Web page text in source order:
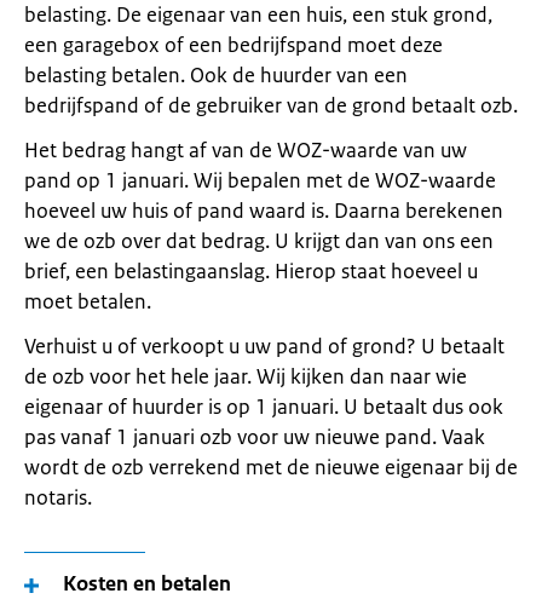
belasting. De eigenaar van een huis, een stuk grond,
een garagebox of een bedrijfspand moet deze
belasting betalen. Ook de huurder van een
bedrijfspand of de gebruiker van de grond betaalt ozb.
Het bedrag hangt af van de WOZ-waarde van uw
pand op 1 januari. Wij bepalen met de WOZ-waarde
hoeveel uw huis of pand waard is. Daarna berekenen
we de ozb over dat bedrag. U krijgt dan van ons een
brief, een belastingaanslag. Hierop staat hoeveel u
moet betalen.
Verhuist u of verkoopt u uw pand of grond? U betaalt
de ozb voor het hele jaar. Wij kijken dan naar wie
eigenaar of huurder is op 1 januari. U betaalt dus ook
pas vanaf 1 januari ozb voor uw nieuwe pand. Vaak
wordt de ozb verrekend met de nieuwe eigenaar bij de
notaris.
Kosten en betalen